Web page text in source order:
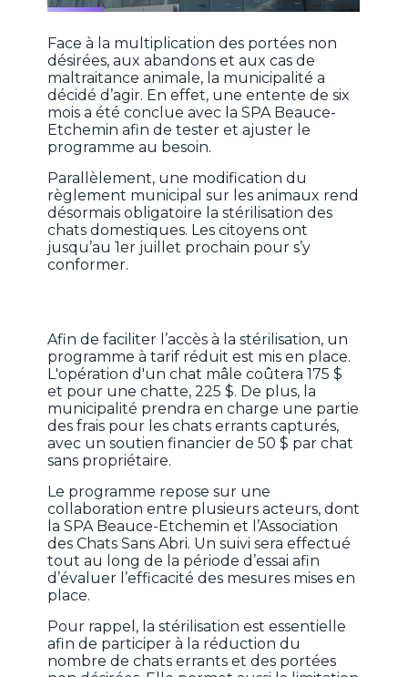
Face à la multiplication des portées non
désirées, aux abandons et aux cas de
maltraitance animale, la municipalité a
décidé d’agir. En effet, une entente de six
mois a été conclue avec la SPA Beauce-
Etchemin afin de tester et ajuster le
programme au besoin.
Parallèlement, une modification du
règlement municipal sur les animaux rend
désormais obligatoire la stérilisation des
chats domestiques. Les citoyens ont
jusqu’au 1er juillet prochain pour s’y
conformer.
Afin de faciliter l’accès à la stérilisation, un
programme à tarif réduit est mis en place.
L'opération d'un chat mâle coûtera 175 $
et pour une chatte, 225 $. De plus, la
municipalité prendra en charge une partie
des frais pour les chats errants capturés,
avec un soutien financier de 50 $ par chat
sans propriétaire.
Le programme repose sur une
collaboration entre plusieurs acteurs, dont
la SPA Beauce-Etchemin et l’Association
des Chats Sans Abri. Un suivi sera effectué
tout au long de la période d’essai afin
d’évaluer l’efficacité des mesures mises en
place.
Pour rappel, la stérilisation est essentielle
afin de participer à la réduction du
nombre de chats errants et des portées